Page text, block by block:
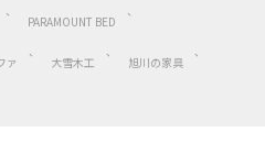
PARAMOUNT BED
ァ 大雪木工 旭川の家具